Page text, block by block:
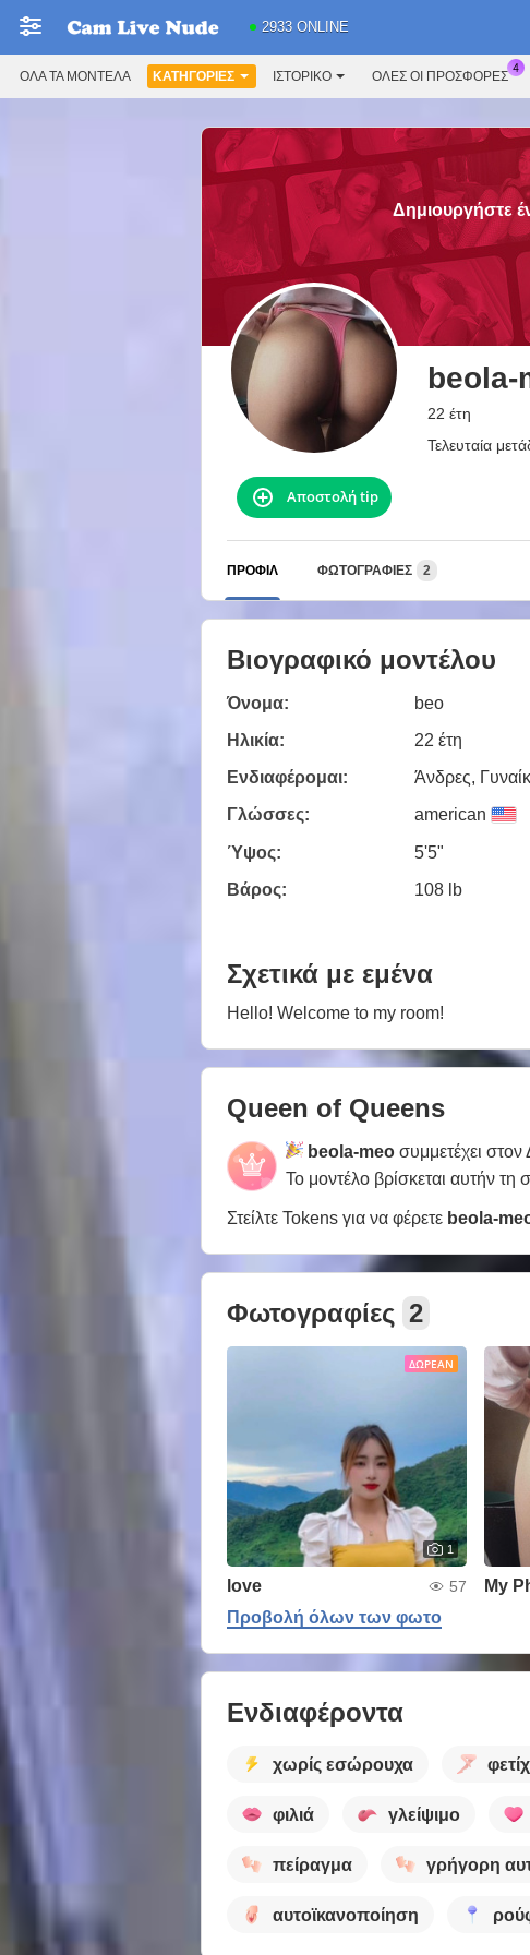
2933 ONLINE
ΌΛΑ ΤΑ ΜΟΝΤΈΛΑ ΚΑΤΗΓΟΡΊΕΣ ΙΣΤΟΡΙΚΌ ΟΛΕΣ ΟΙ ΠΡΟΣΦΟΡΕΣ
Δημιουργήστε
beola-
22 έτη
Τελευταία
Αποστολή tip
ΠΡΟΦΊΛ ΦΩΤΟΓΡΑΦΊΕΣ 2
Βιογραφικό μοντέλου
Όνομα:
beo
Ηλικία:
22 έτη
Ενδιαφέρομαι:
Άνδρες,
Γλώσσες:
american
Ύψος:
5'5"
Βάρος:
108 lb
Σχετικά με εμένα
Hello! Welcome to my room!
Queen of Queens
beola-meo συμμετέχει
Το μοντέλο βρίσκεται αυτήν τη
Στείλτε Tokens για να φέρετε beola-
Φωτογραφίες 2
ΔΩΡΕΆΝ
1
love 57 My
Προβολή όλων των φωτο
Ενδιαφέροντα
χωρίς εσώρουχα
φιλιά γλείψιμο
πείραγμα γρήγορη
αυτοϊκανοποίηση